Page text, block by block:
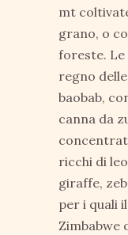
mt
grano, o
foreste.
regno
baobab,
canna da
ricchi di
giraffe,
per i quali
Zimbabwe